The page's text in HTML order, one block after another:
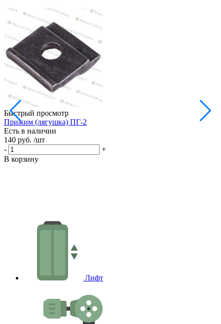
Быстрый просмотр
Прижим (лягушка) ПГ-2
Есть в наличии
140 руб. /шт
-
+
В корзину
Лифт